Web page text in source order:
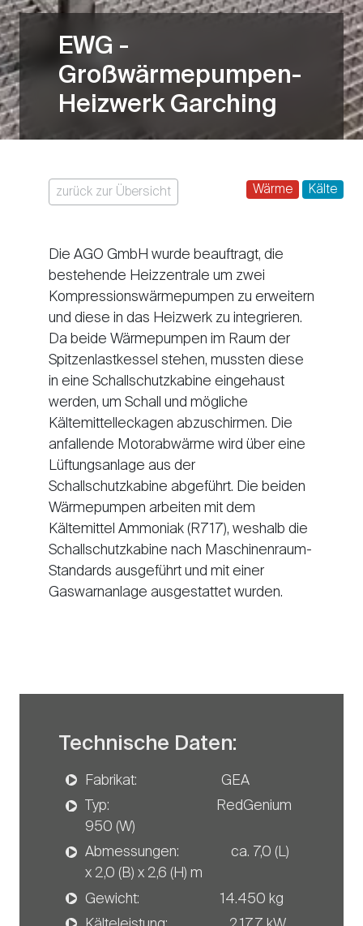
EWG -
Großwärmepumpen-
Heizwerk Garching
zurück zur Übersicht Wärme Kälte
Die AGO GmbH wurde beauftragt, die
bestehende Heizzentrale um zwei
Kompressionswärmepumpen zu erweitern
und diese in das Heizwerk zu integrieren.
Da beide Wärmepumpen im Raum der
Spitzenlastkessel stehen, mussten diese
in eine Schallschutzkabine eingehaust
werden, um Schall und mögliche
Kältemittelleckagen abzuschirmen. Die
anfallende Motorabwärme wird über eine
Lüftungsanlage aus der
Schallschutzkabine abgeführt. Die beiden
Wärmepumpen arbeiten mit dem
Kältemittel Ammoniak (R717), weshalb die
Schallschutzkabine nach Maschinenraum-
Standards ausgeführt und mit einer
Gaswarnanlage ausgestattet wurden.
Technische Daten:
Fabrikat: GEA
Typ: RedGenium
950 (W)
Abmessungen: ca. 7,0 (L)
x 2,0 (B) x 2,6 (H) m
Gewicht: 14.450 kg